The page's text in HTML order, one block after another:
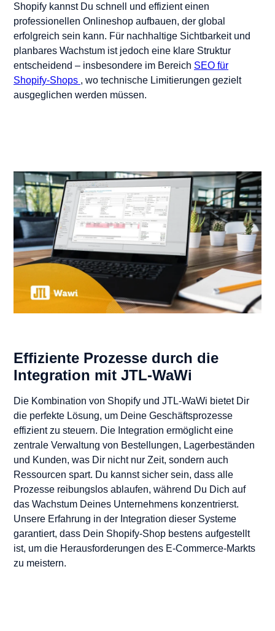
Shopify kannst Du schnell und effizient einen
professionellen Onlineshop aufbauen, der global
erfolgreich sein kann. Für nachhaltige Sichtbarkeit und
planbares Wachstum ist jedoch eine klare Struktur
entscheidend – insbesondere im Bereich SEO für
Shopify-Shops , wo technische Limitierungen gezielt
ausgeglichen werden müssen.
Effiziente Prozesse durch die
Integration mit JTL-WaWi
Die Kombination von Shopify und JTL-WaWi bietet Dir
die perfekte Lösung, um Deine Geschäftsprozesse
effizient zu steuern. Die Integration ermöglicht eine
zentrale Verwaltung von Bestellungen, Lagerbeständen
und Kunden, was Dir nicht nur Zeit, sondern auch
Ressourcen spart. Du kannst sicher sein, dass alle
Prozesse reibungslos ablaufen, während Du Dich auf
das Wachstum Deines Unternehmens konzentrierst.
Unsere Erfahrung in der Integration dieser Systeme
garantiert, dass Dein Shopify-Shop bestens aufgestellt
ist, um die Herausforderungen des E-Commerce-Markts
zu meistern.